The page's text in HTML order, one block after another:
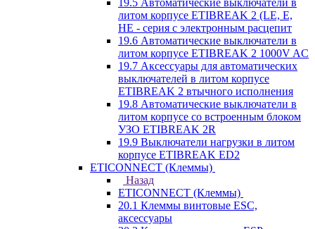
19.5 Автоматические выключатели в
литом корпусе ETIBREAK 2 (LE, E,
HE - серия с электронным расцепит
19.6 Автоматические выключатели в
литом корпусе ETIBREAK 2 1000V AC
19.7 Аксессуары для автоматических
выключателей в литом корпусе
ETIBREAK 2 втычного исполнения
19.8 Автоматические выключатели в
литом корпусе со встроенным блоком
УЗО ETIBREAK 2R
19.9 Выключатели нагрузки в литом
корпусе ETIBREAK ED2
ETICONNECT (Клеммы)
Назад
ETICONNECT (Клеммы)
20.1 Клеммы винтовые ESC,
аксессуары